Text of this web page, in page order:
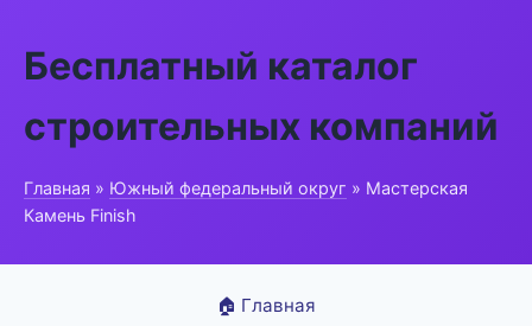
Бесплатный каталог
строительных компаний
Главная » Южный федеральный округ » Мастерская
Камень Finish
🏠 Главная